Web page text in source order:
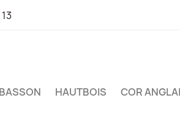
BASSON HAUTBOIS COR